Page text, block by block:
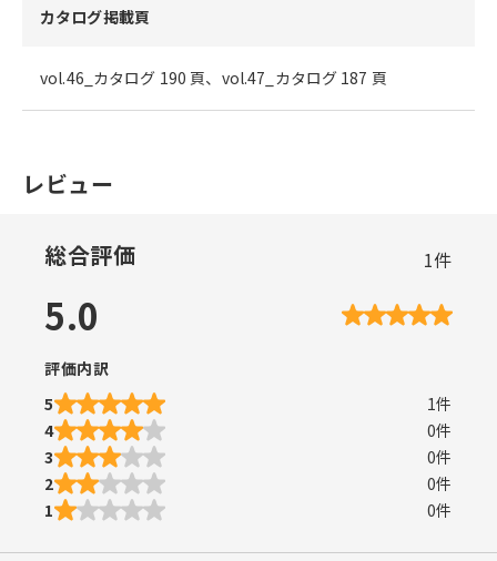
カタログ掲載頁
vol.46_カタログ 190 頁、vol.47_カタログ 187 頁
レビュー
総合評価 1件
5.0
評価内訳
5
1件
4
0件
3
0件
2
0件
1
0件